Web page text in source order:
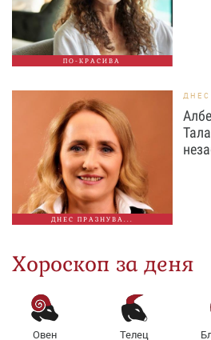
ПО-КРАСИВА
ДНЕС ПРАЗНУВА...
Хороскоп за деня
Овен Телец